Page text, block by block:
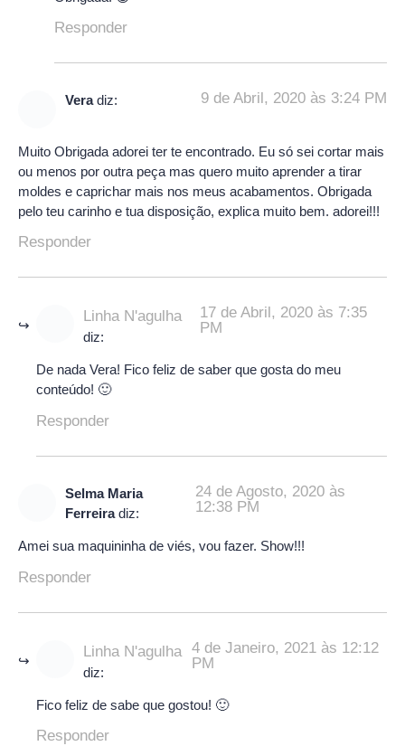
Responder
Vera diz: 9 de Abril, 2020 às 3:24 PM
Muito Obrigada adorei ter te encontrado. Eu só sei cortar mais
ou menos por outra peça mas quero muito aprender a tirar
moldes e caprichar mais nos meus acabamentos. Obrigada
pelo teu carinho e tua disposição, explica muito bem. adorei!!!
Responder
Linha N'agulha
diz:
17 de Abril, 2020 às 7:35
PM
De nada Vera! Fico feliz de saber que gosta do meu
conteúdo! 🙂
Responder
Selma Maria
Ferreira diz:
24 de Agosto, 2020 às
12:38 PM
Amei sua maquininha de viés, vou fazer. Show!!!
Responder
Linha N'agulha
diz:
4 de Janeiro, 2021 às 12:12
PM
Fico feliz de sabe que gostou! 🙂
Responder